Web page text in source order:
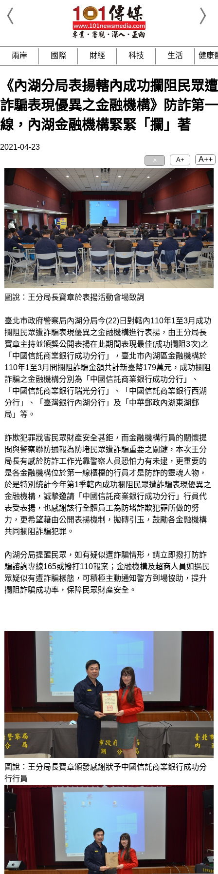
兩岸 國際 財經 科技 生活 健康
《內湖分局表揚轄內成功攔阻民眾遭
詐騙表現優異之金融機構》防詐第一
線，內湖金融機構緊緊「攔」著
2021-04-23
A A+ A++
圖說：王分局長寶章於表揚活動會場致詞
臺北市政府警察局內湖分局今(22)日對轄內110年1至3月成功
攔阻民眾遭詐騙表現優異之金融機構進行表揚，由王分局長
寶章主持並頒獎公開表揚在此期間表現最佳(成功攔阻3次)之
「中國信託商業銀行成功分行」，臺北市內湖區金融機構於
110年1至3月間攔阻詐騙金額共計新臺幣179萬元，成功攔阻
詐騙之金融機構分別為「中國信託商業銀行成功分行」、
「中國信託商業銀行瑞光分行」、「中國信託商業銀行西湖
分行」、「臺灣銀行內湖分行」及「中華郵政內湖東湖郵
局」等。
詐欺犯罪戕害民眾財產安全甚鉅，而金融機構行員的關懷提
問與警察聯防通報為防堵民眾遭詐騙重要之關鍵，本次王分
局長有感於防詐工作光靠警察人員恐怕力有未逮，更重要的
是各金融機構位於第一線櫃檯的行員才是防詐的靈魂人物，
於是特別統計今年第1季轄內成功攔阻民眾遭詐騙表現優異之
金融機構，誠摯邀請「中國信託商業銀行成功分行」行員代
表受表揚，也感謝該行全體員工為防堵詐欺犯罪所做的努
力，更希望藉由公開表揚機制，拋磚引玉，鼓勵各金融機構
共同攔阻詐騙犯罪。
內湖分局提醒民眾，如有疑似遭詐騙情形，請立即撥打防詐
騙諮詢專線165或撥打110報案；金融機構及超商人員如遇民
眾疑似有遭詐騙樣態，可積極主動通知警方到場協助，提升
攔阻詐騙成功率，保障民眾財產安全。
圖說：王分局長寶章頒發感謝狀予中國信託商業銀行成功分
行行員